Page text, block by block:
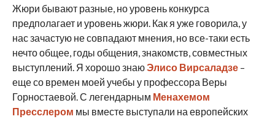
Жюри бывают разные, но уровень конкурса
предполагает и уровень жюри. Как я уже говорила, у
нас зачастую не совпадают мнения, но все-таки есть
нечто общее, годы общения, знакомств, совместных
выступлений. Я хорошо знаюЭлисо Вирсаладзе–
еще со времен моей учебы у профессора Веры
Горностаевой. С легендарным Менахемом
Пресслером мы вместе выступали на европейских